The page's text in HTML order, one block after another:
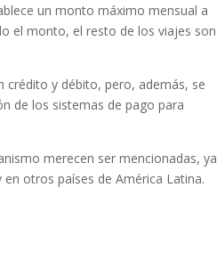
un monto máximo mensual a
el monto, el resto de los viajes son
crédito y débito, pero, además, se
de los sistemas de pago para
merecen ser mencionadas, ya
otros países de América Latina.